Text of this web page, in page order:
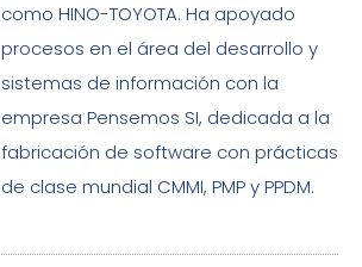
como HINO-TOYOTA. Ha apoyado
procesos en el área del desarrollo y
sistemas de información con la
empresa Pensemos SI, dedicada a la
fabricación de software con prácticas
de clase mundial CMMI, PMP y PPDM.